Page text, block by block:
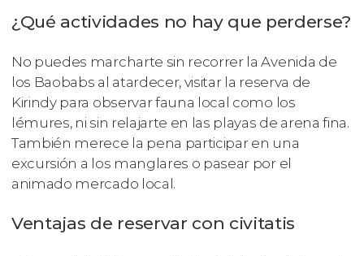
¿Qué actividades no hay que perderse?
No puedes marcharte sin recorrer la Avenida de
los Baobabs al atardecer, visitar la reserva de
Kirindy para observar fauna local como los
lémures, ni sin relajarte en las playas de arena fina.
También merece la pena participar en una
excursión a los manglares o pasear por el
animado mercado local.
Ventajas de reservar con civitatis